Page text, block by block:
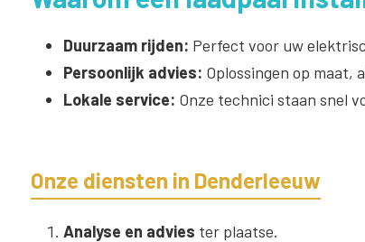
Duurzaam rijden: Perfect voor uw
Persoonlijk advies: Oplossingen op maat,
Lokale service: Onze technici staan snel
Onze diensten in Denderleeuw
Analyse en advies ter plaatse.